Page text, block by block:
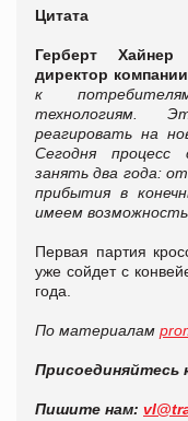
Цитата
Герберт Хайнер
директор
к
технологиям.
реагировать на
Сегодня процесс
занять два года:
прибытия в
имеем
Первая партия
уже сойдет с
года.
По материалам
Присоединяйтесь
Пишите нам: